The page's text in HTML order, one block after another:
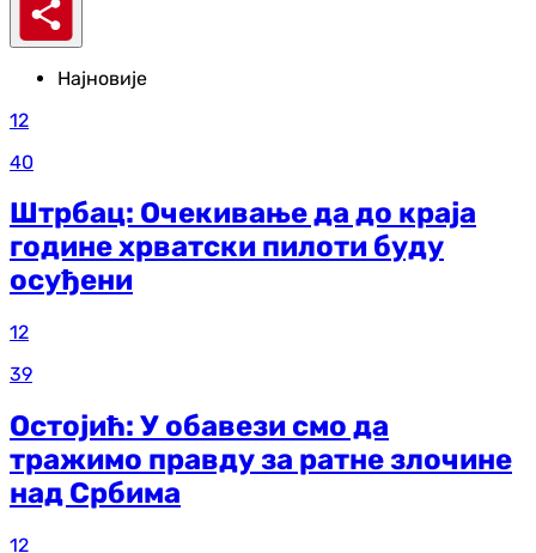
Најновије
12
40
Штрбац: Очекивање да до краја
године хрватски пилоти буду
осуђени
12
39
Остојић: У обавези смо да
тражимо правду за ратне злочине
над Србима
12